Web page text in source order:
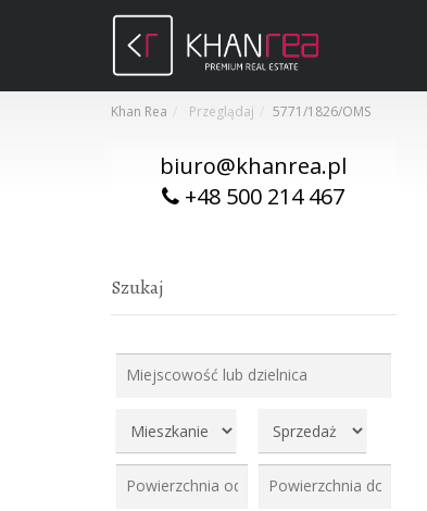
Khan Rea Przeglądaj 5771/1826/OMS
biuro@khanrea.pl
+48 500 214 467
Szukaj